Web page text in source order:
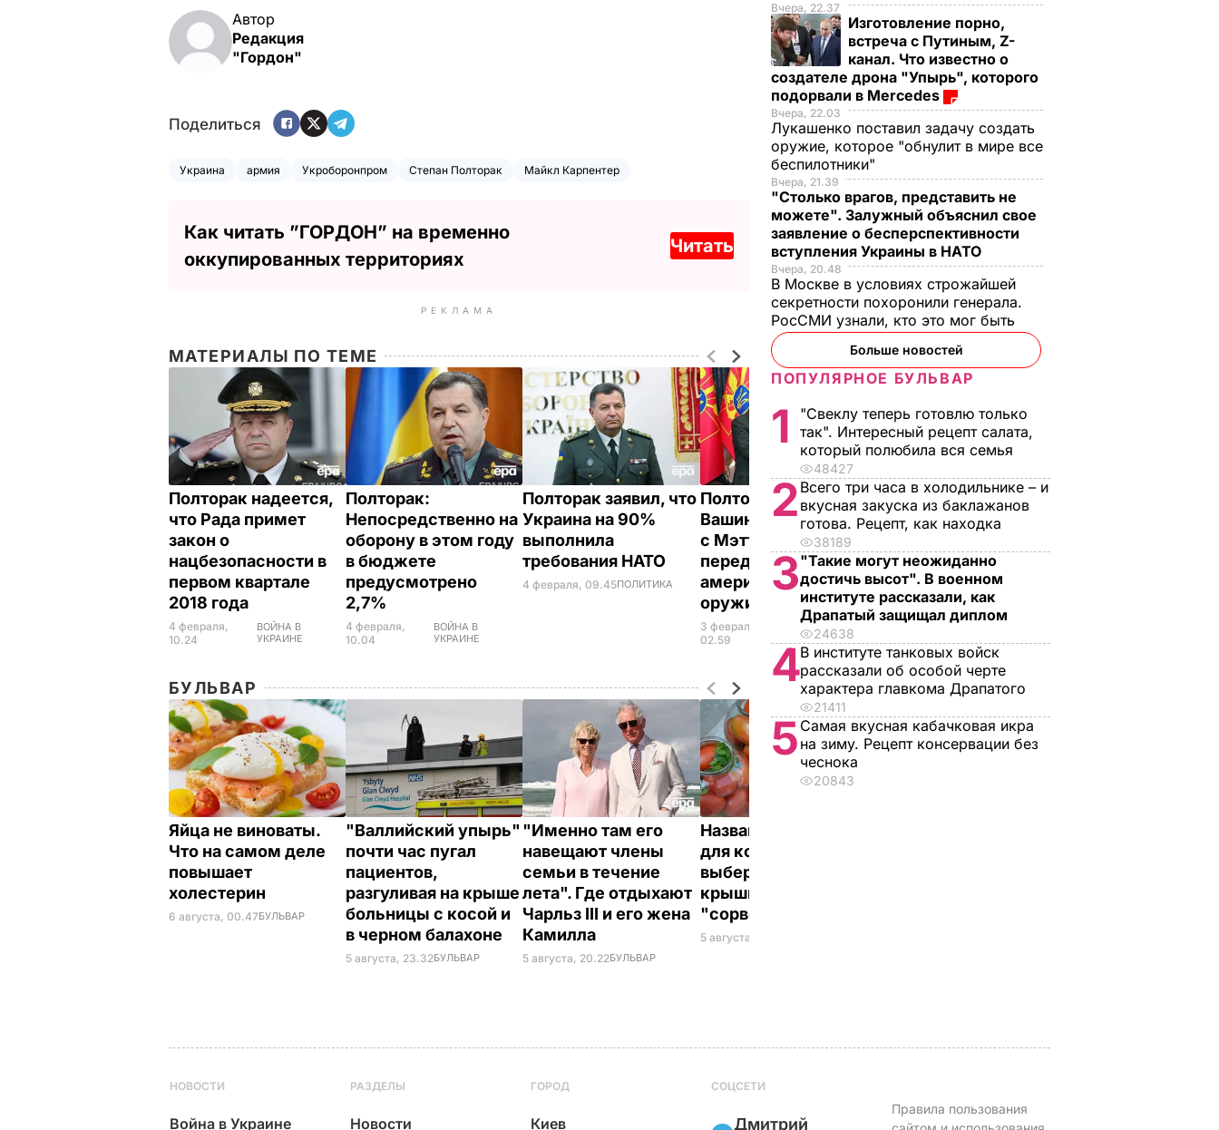
Автор
Редакция
"Гордон"
Поделиться
Украина армия Укроборонпром Степан Полторак Майкл Карпентер
Как читать ”ГОРДОН” на временно
оккупированных территориях
Читать
РЕКЛАМА
МАТЕРИАЛЫ ПО ТЕМЕ
Полторак надеется,
что Рада примет
закон о
нацбезопасности в
первом квартале
2018 года
4 февраля,
10.24
ВОЙНА В
УКРАИНЕ
Полторак:
Непосредственно на
оборону в этом году
в бюджете
предусмотрено
2,7%
4 февраля,
10.04
ВОЙНА В
УКРАИНЕ
Полторак заявил, что
Украина на 90%
выполнила
требования НАТО
4 февраля, 09.45ПОЛИТИКА
Полторак в
Вашингтоне обсудил
с Мэттисом
передачу
американского
оружия
3 февраля,
02.59
ВОЙНА В
УКРАИНЕ
БУЛЬВАР
Яйца не виноваты.
Что на самом деле
повышает
холестерин
6 августа, 00.47БУЛЬВАР
"Валлийский упырь"
почти час пугал
пациентов,
разгуливая на крыше
больницы с косой и
в черном балахоне
5 августа, 23.32БУЛЬВАР
"Именно там его
навещают члены
семьи в течение
лета". Где отдыхают
Чарльз III и его жена
Камилла
5 августа, 20.22БУЛЬВАР
Названа лучшая соль
для консервации,
выберите ее – и
крышки на банках не
"сорвет"
5 августа, 19.34
Вчера, 22.37
Изготовление порно,
встреча с Путиным, Z-
канал. Что известно о
создателе дрона "Упырь", которого
подорвали в Mercedes
Вчера, 22.03
Лукашенко поставил задачу создать
оружие, которое "обнулит в мире все
беспилотники"
Вчера, 21.39
"Столько врагов, представить не
можете". Залужный объяснил свое
заявление о бесперспективности
вступления Украины в НАТО
Вчера, 20.48
В Москве в условиях строжайшей
секретности похоронили генерала.
РосСМИ узнали, кто это мог быть
Больше новостей
ПОПУЛЯРНОЕ БУЛЬВАР
1
"Свеклу теперь готовлю только
так". Интересный рецепт салата,
который полюбила вся семья
48427
2 Всего три часа в холодильнике – и
вкусная закуска из баклажанов
готова. Рецепт, как находка
38189
3"Такие могут неожиданно
достичь высот". В военном
институте рассказали, как
Драпатый защищал диплом
24638
4В институте танковых войск
рассказали об особой черте
характера главкома Драпатого
21411
5 Самая вкусная кабачковая икра
на зиму. Рецепт консервации без
чеснока
20843
НОВОСТИ
Война в Украине
РАЗДЕЛЫ
Новости
ГОРОД
Киев
СОЦСЕТИ
Дмитрий
Правила пользования